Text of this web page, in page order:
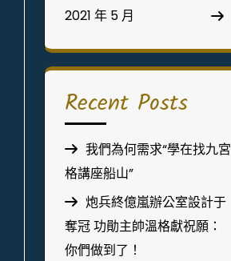
2021 年 5 月
Recent Posts
我們為何需求“學在找九宮
格講座船山”
炮兵終億嵐辦公室設計于
奪冠 功勛主帥溫格獻祝願：
你們做到了！